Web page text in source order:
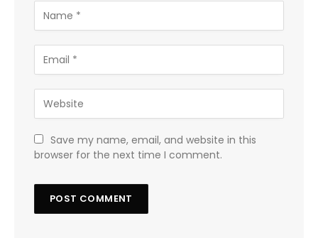
Save my name, email, and website in this
browser for the next time I comment.